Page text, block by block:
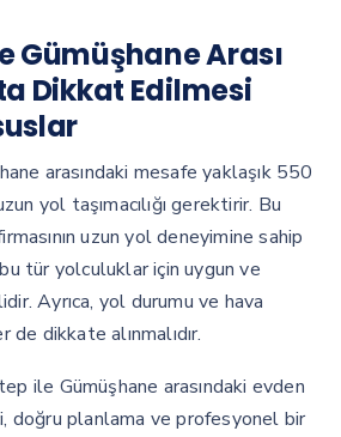
Gümüşhane Arası
Dikkat Edilmesi
arasındaki mesafe yaklaşık 550
yol taşımacılığı gerektirir. Bu
uzun yol deneyimine sahip
bu tür yolculuklar için uygun ve
Ayrıca, yol durumu ve hava
dikkate alınmalıdır.
ile Gümüşhane arasındaki evden
doğru planlama ve profesyonel bir